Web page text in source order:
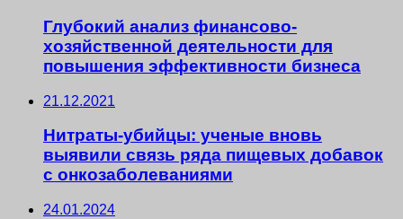
Глубокий анализ финансово-
хозяйственной деятельности для
повышения эффективности бизнеса
21.12.2021
Нитраты-убийцы: ученые вновь
выявили связь ряда пищевых добавок
с онкозаболеваниями
24.01.2024